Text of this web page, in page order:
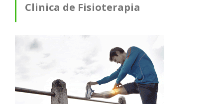
Clinica de Fisioterapia